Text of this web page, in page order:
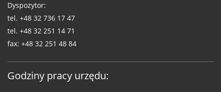
Dyspozytor:
tel. +48 32 736 17 47
tel. +48 32 251 14 71
fax: +48 32 251 48 84
Godziny pracy urzędu: